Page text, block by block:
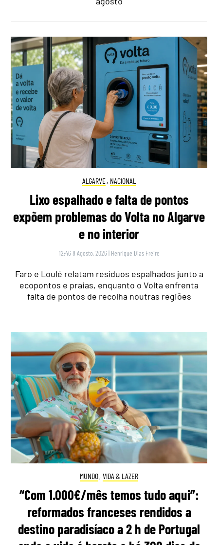
ALGARVE, NACIONAL
Lixo espalhado e falta de pontos
expõem problemas do Volta no Algarve
e no interior
12:46 8 Agosto, 2026 | Henrique Dias Freire
Faro e Loulé relatam resíduos espalhados junto a
ecopontos e praias, enquanto o Volta enfrenta
falta de pontos de recolha noutras regiões
MUNDO, VIDA & LAZER
“Com 1.000€/mês temos tudo aqui”:
reformados franceses rendidos a
destino paradisíaco a 2 h de Portugal